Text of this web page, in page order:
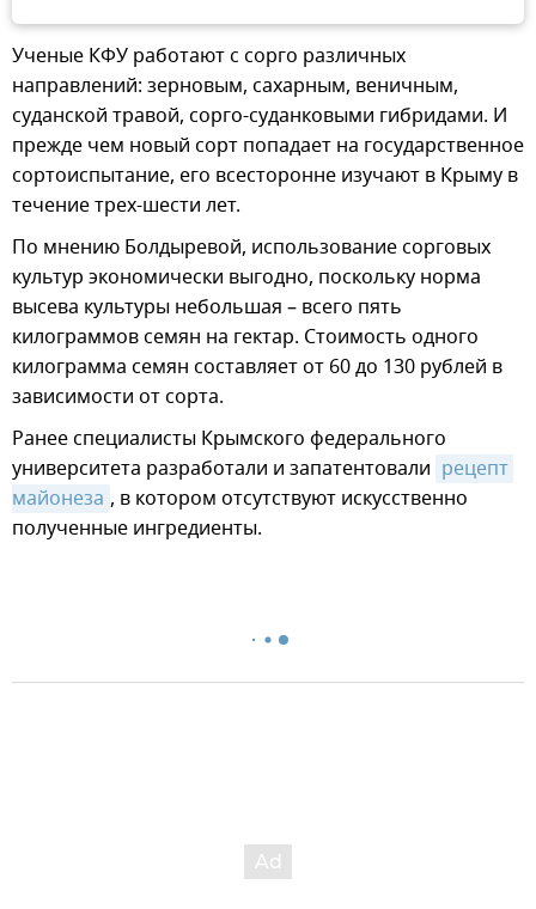
Ученые КФУ работают с сорго различных
направлений: зерновым, сахарным, веничным,
суданской травой, сорго-суданковыми гибридами. И
прежде чем новый сорт попадает на государственное
сортоиспытание, его всесторонне изучают в Крыму в
течение трех-шести лет.
По мнению Болдыревой, использование сорговых
культур экономически выгодно, поскольку норма
высева культуры небольшая – всего пять
килограммов семян на гектар. Стоимость одного
килограмма семян составляет от 60 до 130 рублей в
зависимости от сорта.
Ранее специалисты Крымского федерального
университета разработали и запатентовали рецепт
майонеза , в котором отсутствуют искусственно
полученные ингредиенты.